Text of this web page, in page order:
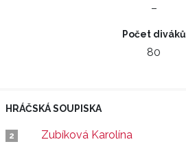
–
Počet diváků
80
HRÁČSKÁ SOUPISKA
2 Zubíková Karolína